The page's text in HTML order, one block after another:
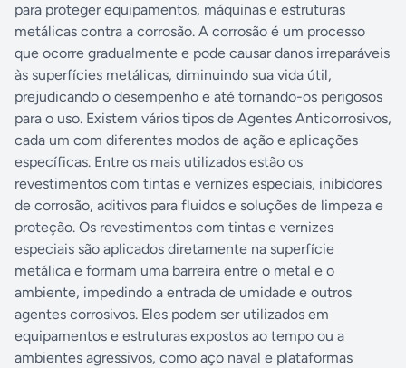
para proteger equipamentos, máquinas e estruturas
metálicas contra a corrosão. A corrosão é um processo
que ocorre gradualmente e pode causar danos irreparáveis
às superfícies metálicas, diminuindo sua vida útil,
prejudicando o desempenho e até tornando-os perigosos
para o uso. Existem vários tipos de Agentes Anticorrosivos,
cada um com diferentes modos de ação e aplicações
específicas. Entre os mais utilizados estão os
revestimentos com tintas e vernizes especiais, inibidores
de corrosão, aditivos para fluidos e soluções de limpeza e
proteção. Os revestimentos com tintas e vernizes
especiais são aplicados diretamente na superfície
metálica e formam uma barreira entre o metal e o
ambiente, impedindo a entrada de umidade e outros
agentes corrosivos. Eles podem ser utilizados em
equipamentos e estruturas expostos ao tempo ou a
ambientes agressivos, como aço naval e plataformas